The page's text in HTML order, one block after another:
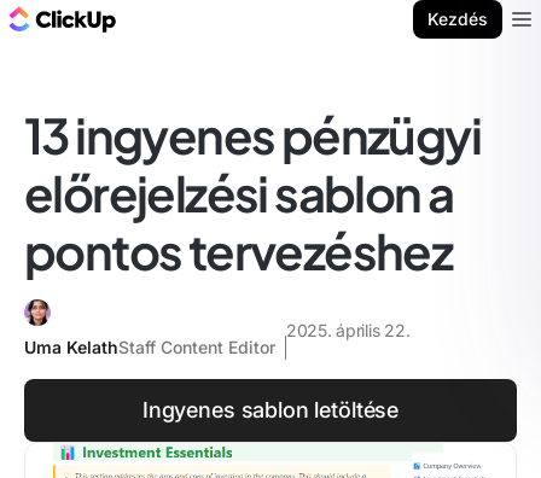
Kezdés
13 ingyenes pénzügyi
előrejelzési sablon a
pontos tervezéshez
Uma KelathStaff Content Editor
2025. április 22.
Ingyenes sablon letöltése